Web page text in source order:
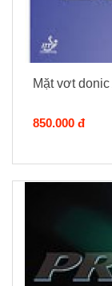
Mặt vơt
850.000 đ